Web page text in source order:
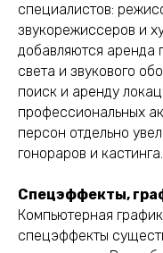
специалистов:
звукорежиссеров и
добавляются аренда
света и звукового
поиск и аренду
профессиональных
персон отдельно
гонораров и кастинга.
Спецэффекты,
Компьютерная
спецэффекты